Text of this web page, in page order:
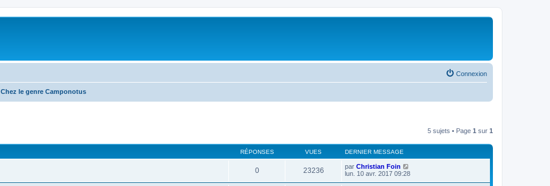
Connexion
Chez le genre Camponotus
5 sujets • Page 1 sur 1
RÉPONSES VUES DERNIER MESSAGE
0 23236 par Christian Foin
lun. 10 avr. 2017 09:28